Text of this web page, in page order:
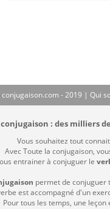
- 2019 | Qui
: des milliers
Vous souhaitez tout
Avec Toute la conjugaison,
entrainer à conjuguer le
permet de conjuguer
est accompagné d'un
Pour tous les temps, une